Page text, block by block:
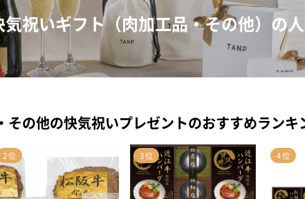
祝いギフト（肉加工品・その他）の
その他の快気祝いプレゼントのおすすめランキ